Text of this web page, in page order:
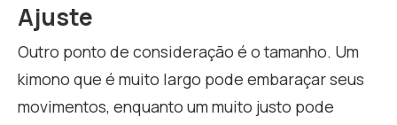
Ajuste
Outro ponto de consideração é o tamanho. Um
kimono que é muito largo pode embaraçar seus
movimentos, enquanto um muito justo pode